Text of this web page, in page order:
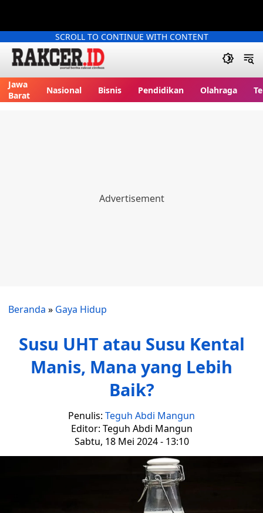
SCROLL TO CONTINUE WITH CONTENT
Jawa
Barat
Nasional Bisnis Pendidikan Olahraga
Beranda » Gaya Hidup
Susu UHT atau Susu Kental
Manis, Mana yang Lebih
Baik?
Penulis: Teguh Abdi Mangun
Editor: Teguh Abdi Mangun
Sabtu, 18 Mei 2024 - 13:10